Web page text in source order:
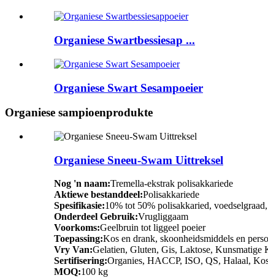
Organiese Swartbessiesap ...
Organiese Swart Sesampoeier
Organiese sampioenprodukte
Organiese Sneeu-Swam Uittreksel
Nog 'n naam:Tremella-ekstrak polisakkariede
Aktiewe bestanddeel:Polisakkariede
Spesifikasie:10% tot 50% polisakkaried,
Onderdeel Gebruik:Vrugliggaam
Voorkoms:Geelbruin tot liggeel poeier
Toepassing:Kos en drank, skoonheidsmiddels en
Vry Van:Gelatien, Gluten, Gis, Laktose, Kunsmatige
Sertifisering:Organies, HACCP, ISO, QS, Halaal,
MOQ:100 kg